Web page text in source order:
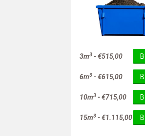
3m3 -€515,00
6m3 -€615,00
10m3 -€715,00
15m3 -€1.115,00